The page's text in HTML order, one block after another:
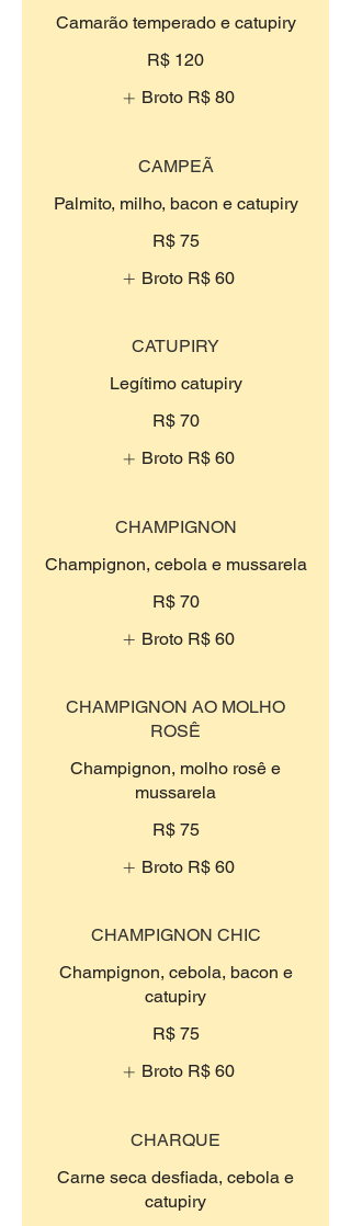
Camarão temperado e catupiry
R$ 120
Broto R$ 80
CAMPEÃ
Palmito, milho, bacon e catupiry
R$ 75
Broto R$ 60
CATUPIRY
Legítimo catupiry
R$ 70
Broto R$ 60
CHAMPIGNON
Champignon, cebola e mussarela
R$ 70
Broto R$ 60
CHAMPIGNON AO MOLHO
ROSÊ
Champignon, molho rosê e
mussarela
R$ 75
Broto R$ 60
CHAMPIGNON CHIC
Champignon, cebola, bacon e
catupiry
R$ 75
Broto R$ 60
CHARQUE
Carne seca desfiada, cebola e
catupiry